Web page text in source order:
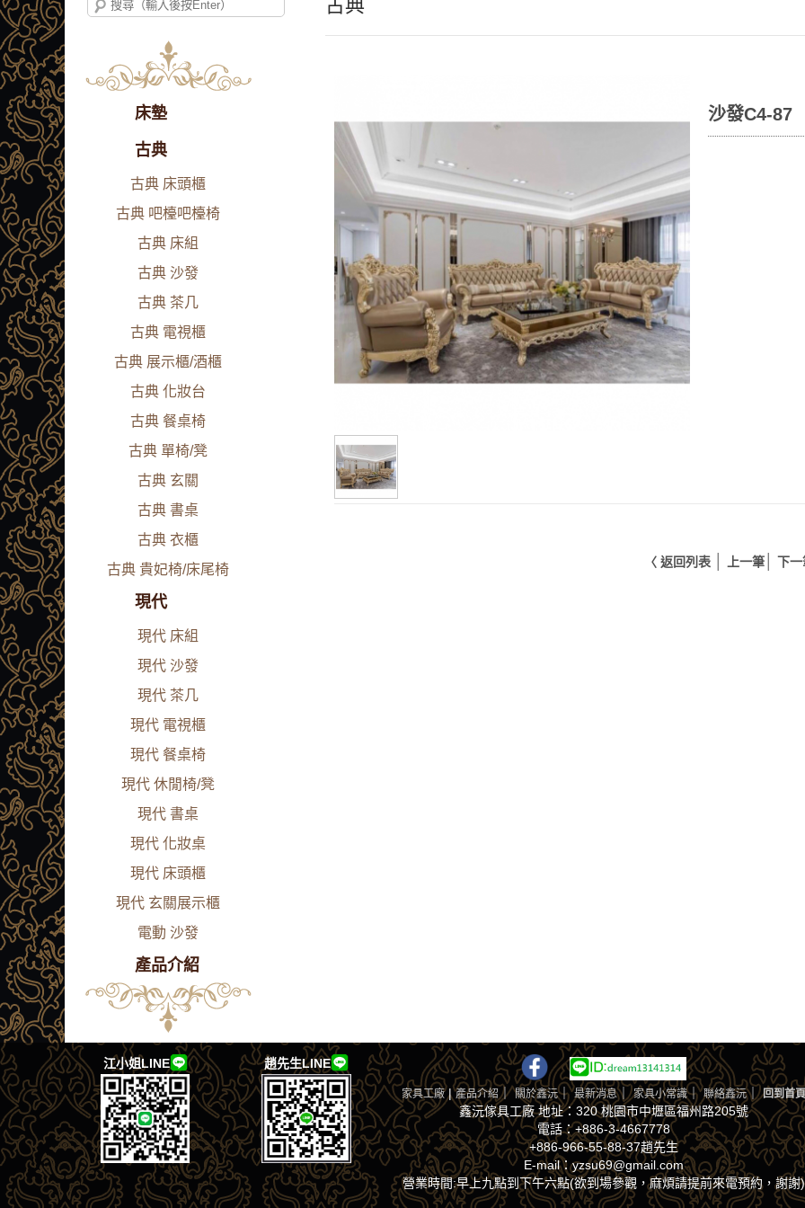
床墊
古典
古典 床頭櫃
古典 吧檯吧檯椅
古典 床組
古典 沙發
古典 茶几
古典 電視櫃
古典 展示櫃/酒櫃
古典 化妝台
古典 餐桌椅
古典 單椅/凳
古典 玄關
古典 書桌
古典 衣櫃
古典 貴妃椅/床尾椅
現代
現代 床組
現代 沙發
現代 茶几
現代 電視櫃
現代 餐桌椅
現代 休閒椅/凳
現代 書桌
現代 化妝桌
現代 床頭櫃
現代 玄關展示櫃
電動 沙發
產品介紹
古典
沙發C4-87
〈 返回列表 上一筆 下一
江小姐LINE 趙先生LINE
家具工廠|產品介紹 ｜關於鑫沅｜最新消息｜家具小常識｜聯絡鑫沅｜回到首頁
鑫沅傢具工廠 地址：320 桃園市中壢區福州路205號
電話：+886-3-4667778
+886-966-55-88-37趙先生
E-mail：yzsu69@gmail.com
營業時間:早上九點到下午六點(欲到場參觀，麻煩請提前來電預約，謝謝)